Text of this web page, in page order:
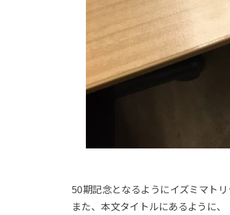
50期記念となるようにイズミマト
また、本文タイトルにあるように